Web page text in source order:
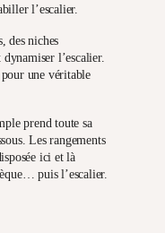
l’escalier.
, des niches
l’escalier.
une véritable
prend toute sa
Les rangements
ici et là
puis l’escalier.